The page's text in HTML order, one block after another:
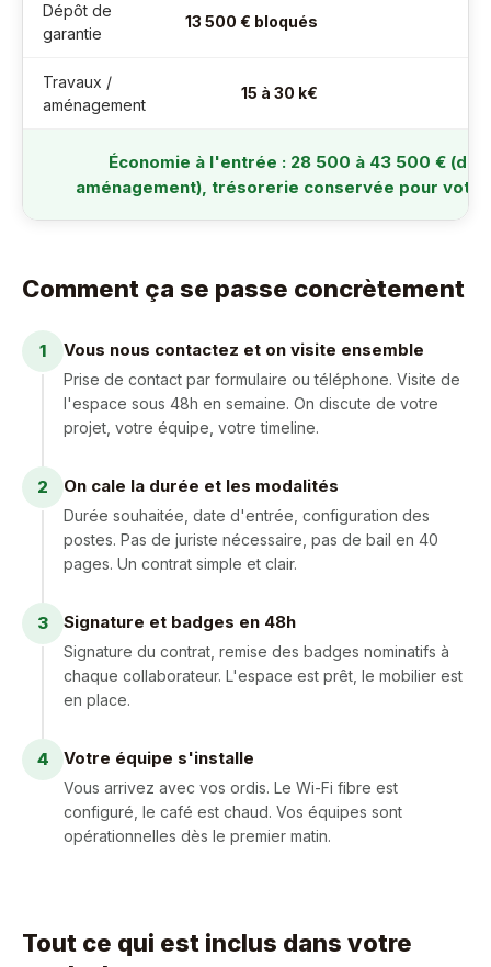
Dépôt de
garantie
13 500 € bloqués
Travaux /
aménagement
15 à 30 k€
Économie à l'entrée : 28 500 à 43 500 €
aménagement), trésorerie conservée pour
Comment ça se passe concrètement
1 Vous nous contactez et on visite ensemble
Prise de contact par formulaire ou téléphone. Visite de
l'espace sous 48h en semaine. On discute de votre
projet, votre équipe, votre timeline.
2 On cale la durée et les modalités
Durée souhaitée, date d'entrée, configuration des
postes. Pas de juriste nécessaire, pas de bail en 40
pages. Un contrat simple et clair.
3 Signature et badges en 48h
Signature du contrat, remise des badges nominatifs à
chaque collaborateur. L'espace est prêt, le mobilier est
en place.
4 Votre équipe s'installe
Vous arrivez avec vos ordis. Le Wi-Fi fibre est
configuré, le café est chaud. Vos équipes sont
opérationnelles dès le premier matin.
Tout ce qui est inclus dans votre